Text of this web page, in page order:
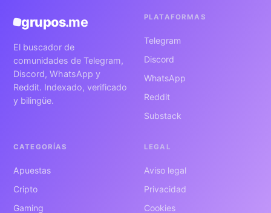
grupos.me
El buscador de
comunidades de Telegram,
Discord, WhatsApp y
Reddit. Indexado, verificado
y bilingüe.
PLATAFORMAS
Telegram
Discord
WhatsApp
Reddit
Substack
CATEGORÍAS
Apuestas
Cripto
Gaming
LEGAL
Aviso legal
Privacidad
Cookies